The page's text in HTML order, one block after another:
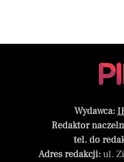
Wydawca:
Redaktor
tel. do
Adres redakcji:ul.